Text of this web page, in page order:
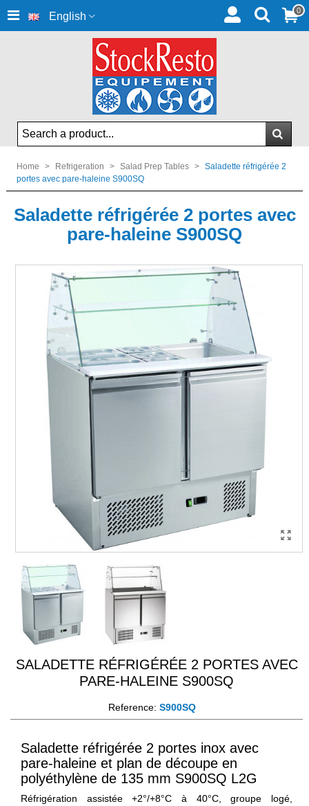
English 0
Home > Refrigeration > Salad Prep Tables > Saladette réfrigérée 2
portes avec pare-haleine S900SQ
Saladette réfrigérée 2 portes avec
pare-haleine S900SQ
SALADETTE RÉFRIGÉRÉE 2 PORTES AVEC
PARE-HALEINE S900SQ
Reference: S900SQ
Saladette réfrigérée 2 portes inox avec
pare-haleine et plan de découpe en
polyéthylène de 135 mm S900SQ L2G
Réfrigération assistée +2°/+8°C à 40°C, groupe logé,